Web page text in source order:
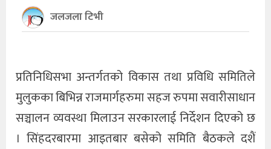
थप
जलजला टिभी
प्रतिनिधिसभा अन्तर्गतको विकास तथा प्रविधि समितिले
मुलुकका बिभिन्न राजमार्गहरुमा सहज रुपमा सवारीसाधान
सञ्चालन व्यवस्था मिलाउन सरकारलाई निर्देशन दिएको छ
। सिंहदरबारमा आइतबार बसेको समिति बैठकले दशैं